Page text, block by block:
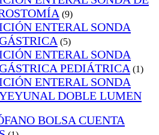
(9)
ENTERAL SONDA
(5)
ENTERAL SONDA
PEDIÁTRICA (1)
ENTERAL SONDA
DOBLE LUMEN
BOLSA CUENTA